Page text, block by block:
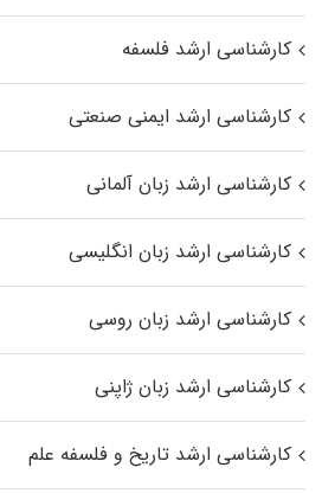
کارشناسی ارشد فلسفه
کارشناسی ارشد ایمنی صنعتی
کارشناسی ارشد زبان آلمانی
کارشناسی ارشد زبان انگلیسی
کارشناسی ارشد زبان روسی
کارشناسی ارشد زبان ژاپنی
کارشناسی ارشد تاریخ و فلسفه علم